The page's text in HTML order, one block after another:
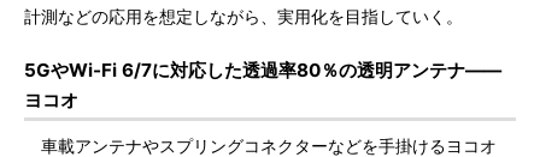
計測などの応用を想定しながら、実用化を目指していく。
5GやWi-Fi 6/7に対応した透過率80％の透明アンテナ――
ヨコオ
車載アンテナやスプリングコネクターなどを手掛けるヨコオ